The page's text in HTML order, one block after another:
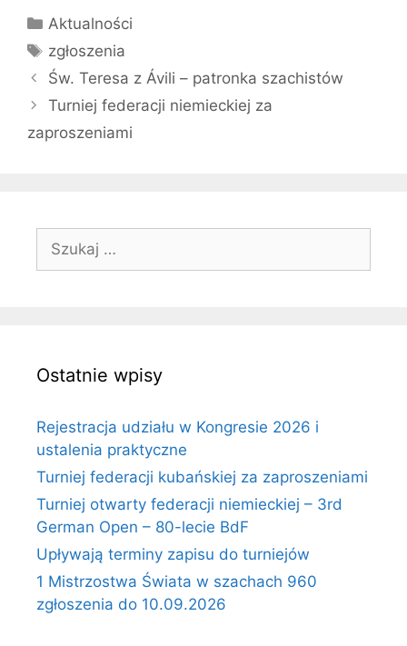
Kategorie
Aktualności
Tagi
zgłoszenia
Św. Teresa z Ávili – patronka szachistów
Turniej federacji niemieckiej za
zaproszeniami
Szukaj:
Ostatnie wpisy
Rejestracja udziału w Kongresie 2026 i
ustalenia praktyczne
Turniej federacji kubańskiej za zaproszeniami
Turniej otwarty federacji niemieckiej – 3rd
German Open – 80-lecie BdF
Upływają terminy zapisu do turniejów
1 Mistrzostwa Świata w szachach 960
zgłoszenia do 10.09.2026